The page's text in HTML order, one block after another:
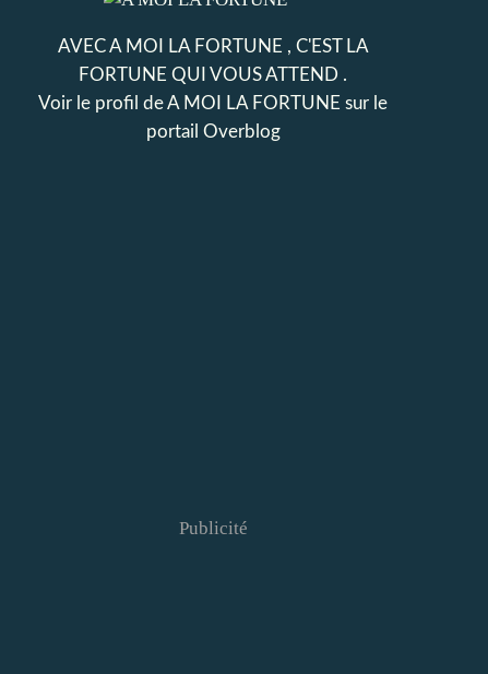
AVEC A MOI LA FORTUNE , C'EST LA
FORTUNE QUI VOUS ATTEND .
Voir le profil deA MOI LA FORTUNE sur le
portail Overblog
Publicité